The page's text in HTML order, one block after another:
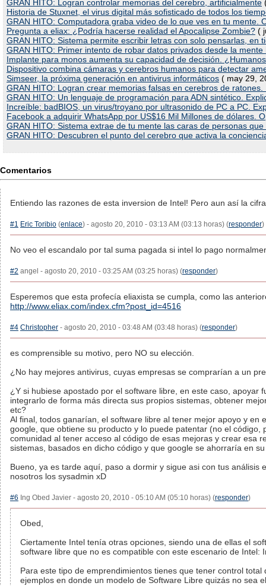
GRAN HITO: Logran controlar memorias del cerebro, artificialmente
Historia de Stuxnet, el virus digital más sofisticado de todos los
GRAN HITO: Computadora graba video de lo que ves en tu mente.
Pregunta a eliax: ¿Podría hacerse realidad el Apocalipse Zombie? (
GRAN HITO: Sistema permite escribir letras con solo pensarlas, en
GRAN HITO: Primer intento de robar datos privados desde la
Implante para monos aumenta su capacidad de decisión.
Dispositivo combina cámaras y cerebros humanos para detectar
Simseer, la próxima generación en antivirus informáticos ( may 29,
GRAN HITO: Logran crear memorias falsas en cerebros de
GRAN HITO: Un lenguaje de programación para ADN sintético.
Increíble: badBIOS, un virus/troyano por ultrasonido de PC a PC.
Facebook a adquirir WhatsApp por US$16 Mil Millones de dólares.
GRAN HITO: Sistema extrae de tu mente las caras de personas
GRAN HITO: Descubren el punto del cerebro que activa la
Comentarios
Entiendo las razones de esta inversion de Intel! Pero aun así la
#1 Eric Toribio (enlace) - agosto 20, 2010 - 03:13 AM (03:13 horas) (responder)
No veo el escandalo por tal suma pagada si intel lo pago
#2 angel - agosto 20, 2010 - 03:25 AM (03:25 horas) (responder)
Esperemos que esta profecía eliaxista se cumpla, como las
http://www.eliax.com/index.cfm?post_id=4516
#4 Christopher - agosto 20, 2010 - 03:48 AM (03:48 horas) (responder)
es comprensible su motivo, pero NO su elección.
¿No hay mejores antivirus, cuyas empresas se comprarían a un
¿Y si hubiese apostado por el software libre, en este caso, apoyar
integrarlo de forma más directa sus propios sistemas, obtener
etc?
Al final, todos ganarían, el software libre al tener mejor apoyo y en
google, que obtiene su producto y lo puede patentar (no el
comunidad al tener acceso al código de esas mejoras y crear esa
sistemas, basados en dicho código y que google se ahorraría en
Bueno, ya es tarde aquí, paso a dormir y sigue asi con tus análisis
nosotros los sysadmin xD
#6 Ing Obed Javier - agosto 20, 2010 - 05:10 AM (05:10 horas) (responder)
Obed,
Ciertamente Intel tenía otras opciones, siendo una de ellas el
software libre que no es compatible con este escenario de
Para este tipo de emprendimientos tienes que tener control
ejemplos en donde un modelo de Software Libre quizás no sea